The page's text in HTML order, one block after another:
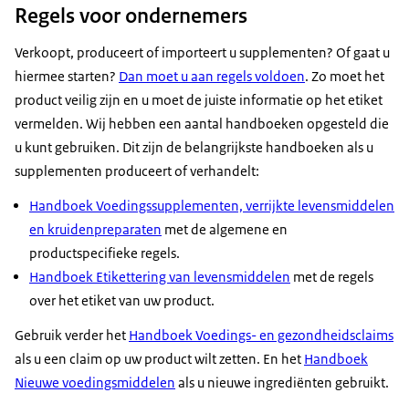
Regels voor ondernemers
Verkoopt, produceert of importeert u supplementen? Of gaat u
hiermee starten? Dan moet u aan regels voldoen. Zo moet het
product veilig zijn en u moet de juiste informatie op het etiket
vermelden. Wij hebben een aantal handboeken opgesteld die
u kunt gebruiken. Dit zijn de belangrijkste handboeken als u
supplementen produceert of verhandelt:
Handboek Voedingssupplementen, verrijkte levensmiddelen
en kruidenpreparaten met de algemene en
productspecifieke regels.
Handboek Etikettering van levensmiddelen met de regels
over het etiket van uw product.
Gebruik verder het Handboek Voedings- en gezondheidsclaims
als u een claim op uw product wilt zetten. En het Handboek
Nieuwe voedingsmiddelen als u nieuwe ingrediënten gebruikt.